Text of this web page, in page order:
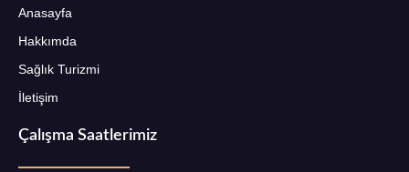
Anasayfa
Hakkımda
Sağlık Turizmi
İletişim
Çalışma Saatlerimiz